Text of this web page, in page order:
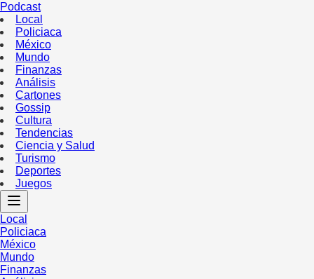
Podcast
Local
Policiaca
México
Mundo
Finanzas
Análisis
Cartones
Gossip
Cultura
Tendencias
Ciencia y Salud
Turismo
Deportes
Juegos
Local
Policiaca
México
Mundo
Finanzas